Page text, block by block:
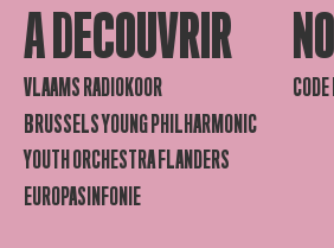
A DECOUVRIR
VLAAMS RADIOKOOR
BRUSSELS YOUNG PHILHARMONIC
YOUTH ORCHESTRA FLANDERS
EUROPASINFONIE